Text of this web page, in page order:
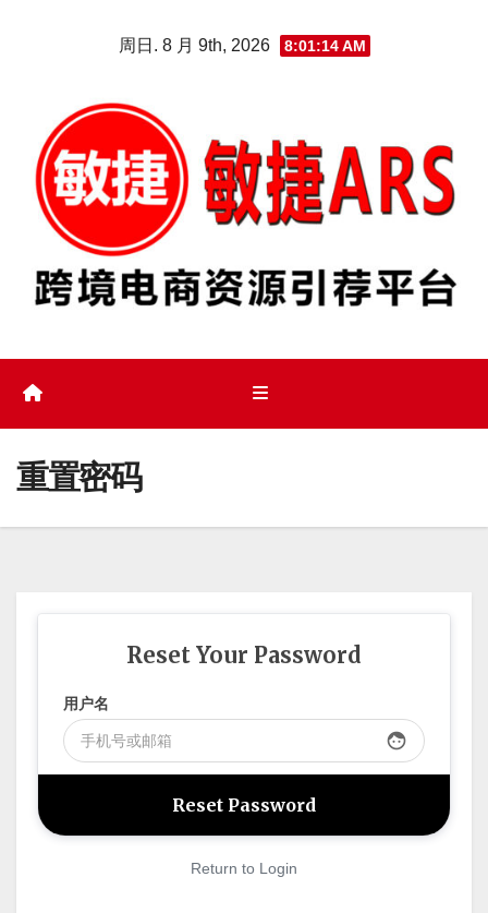
周日. 8 月 9th, 2026 8:01:14 AM
重置密码
Reset Your Password
用户名
face
Return to Login